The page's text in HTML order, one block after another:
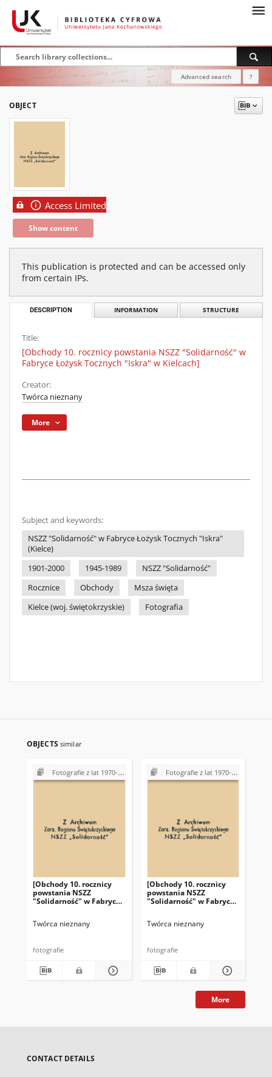
Advanced search ?
OBJECT
Access Limited
Show content
This publication is protected and can be accessed only
from certain IPs.
DESCRIPTION INFORMATION STRUCTURE
Title:
[Obchody 10. rocznicy powstania NSZZ "Solidarność" w
Fabryce Łożysk Tocznych "Iskra" w Kielcach]
Creator:
Twórca nieznany
More
Subject and keywords:
NSZZ "Solidarność" w Fabryce Łożysk Tocznych "Iskra"
(Kielce)
1901-2000
1945-1989
NSZZ "Solidarność"
Rocznice
Obchody
Msza święta
Kielce (woj. świętokrzyskie)
Fotografia
OBJECTS similar
Fotografie z lat 1970-1996
[Obchody 10. rocznicy
powstania NSZZ
"Solidarność" w Fabryce
Twórca nieznany
fotografie
Fotografie z lat 1970-1996
[Obchody 10. rocznicy
powstania NSZZ
"Solidarność" w Fabryce
Twórca nieznany
fotografie
More
CONTACT DETAILS